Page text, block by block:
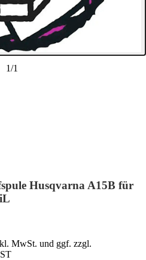
1/1
Husqvarna A15B für
MwSt. und ggf. zzgl.
ST